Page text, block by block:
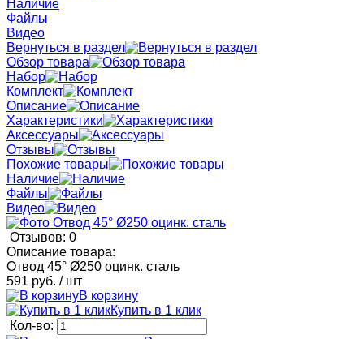
Наличие
Файлы
Видео
Вернуться в раздел
Обзор товара
Набор
Комплект
Описание
Характеристики
Аксессуары
Отзывы
Похожие товары
Наличие
Файлы
Видео
Отзывов: 0
Описание товара:
Отвод 45° Ø250 оцинк. сталь
591 руб. / шт
В корзину
Купить в 1 клик
Кол-во: